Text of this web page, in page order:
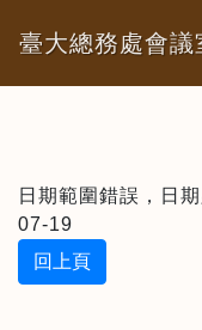
臺大總務處會議
日期範圍錯誤，日
07-19
回上頁